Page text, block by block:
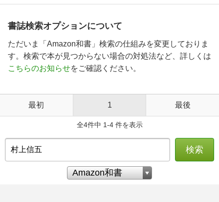
書誌検索オプションについて
ただいま「Amazon和書」検索の仕組みを変更しておりま
す。検索で本が見つからない場合の対処法など、詳しくは
こちらのお知らせをご確認ください。
最初 1 最後
全4件中 1-4 件を表示
検索